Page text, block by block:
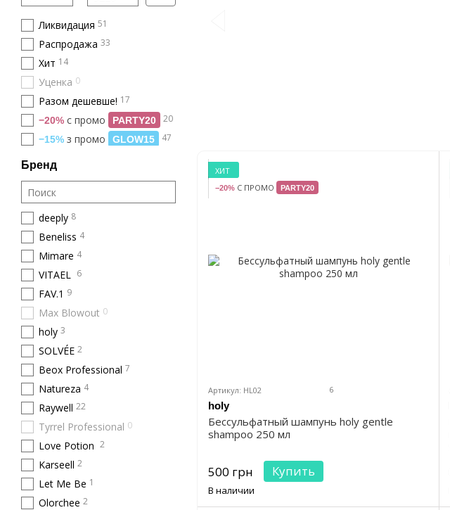
ХИТ
−20% С ПРОМО PARTY20
Артикул: HL02 6
holy
Бессульфатный шампунь holy gentle
shampoo 250 мл
500 грн Купить
В наличии
Ликвидация 51
Распродажа 33
Хит 14
Уценка 0
Разом дешевше! 17
−20% с промо PARTY20 20
−15% з промо GLOW15 47
Бренд
deeply 8
Beneliss 4
Mimare 4
VITAEL 6
FAV.1 9
Max Blowout 0
holy 3
SOLVÉE 2
Beox Professional 7
Natureza 4
Raywell 22
Tyrrel Professional 0
Love Potion 2
Karseell 2
Let Me Be 1
Olorchee 2